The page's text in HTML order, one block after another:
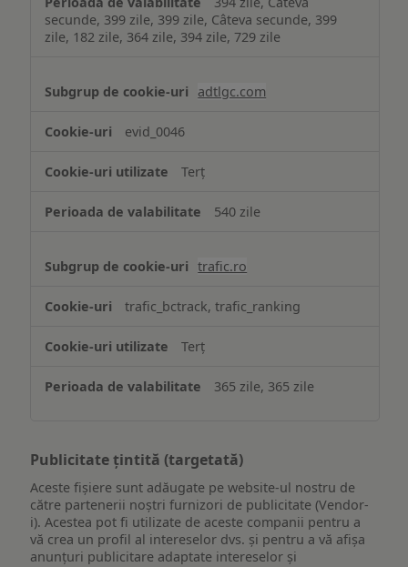
secunde, 399 zile, 399 zile, Câteva secunde, 399
zile, 182 zile, 364 zile, 394 zile, 729 zile
adtlgc.com
evid_0046
Terț
540 zile
trafic.ro
trafic_bctrack, trafic_ranking
Terț
365 zile, 365 zile
Publicitate țintită (targetată)
Aceste fișiere sunt adăugate pe website-ul nostru de
către partenerii noștri furnizori de publicitate (Vendor-
i). Acestea pot fi utilizate de aceste companii pentru a
vă crea un profil al intereselor dvs. și pentru a vă afișa
anunțuri publicitare adaptate intereselor și